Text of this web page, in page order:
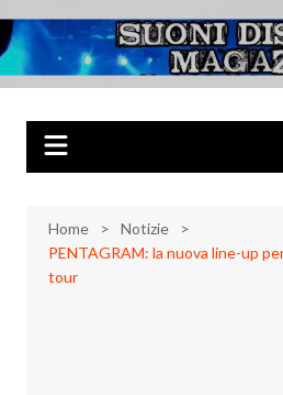
al
contenuto
Musica Rock, Metal, Punk e varie
Home
Notizie
PENTAGRAM: la nuova line-up
tour